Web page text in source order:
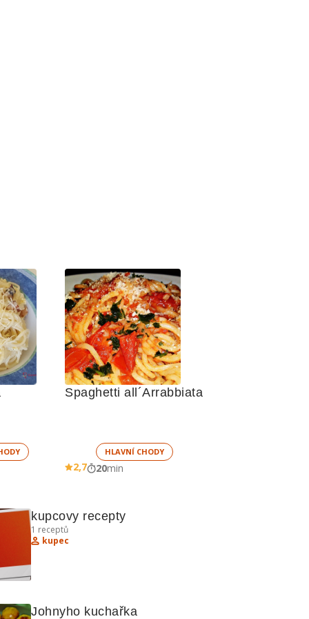
Spaghetti all´Arrabbiata
HLAVNÍ CHODY
2,7 20min
kupcovy recepty
1 receptů
kupec
Johnyho kuchařka